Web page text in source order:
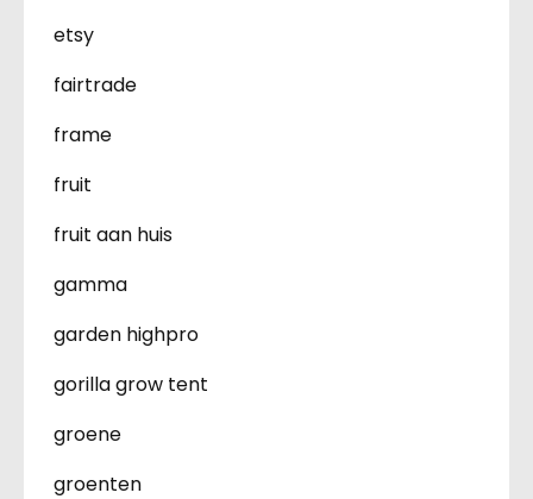
etsy
fairtrade
frame
fruit
fruit aan huis
gamma
garden highpro
gorilla grow tent
groene
groenten